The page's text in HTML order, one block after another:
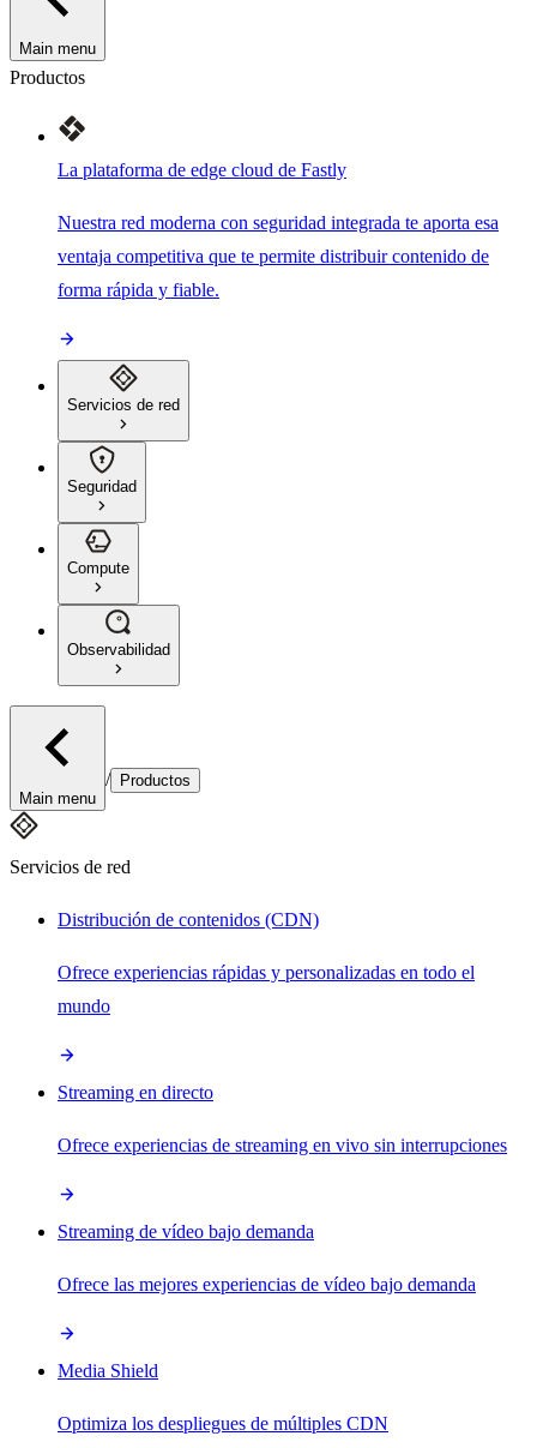
Main menu
Productos
La plataforma de edge cloud de Fastly
Nuestra red moderna con seguridad integrada te aporta esa
ventaja competitiva que te permite distribuir contenido de
forma rápida y fiable.
Servicios de red
Seguridad
Compute
Observabilidad
Main menu
/ Productos
Servicios de red
Distribución de contenidos (CDN)
Ofrece experiencias rápidas y personalizadas en todo el
mundo
Streaming en directo
Ofrece experiencias de streaming en vivo sin interrupciones
Streaming de vídeo bajo demanda
Ofrece las mejores experiencias de vídeo bajo demanda
Media Shield
Optimiza los despliegues de múltiples CDN